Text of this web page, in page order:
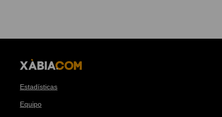
Estadísticas
Equipo